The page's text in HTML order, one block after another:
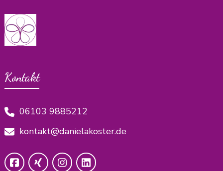
Kontakt
06103 9885212
kontakt@danielakoster.de